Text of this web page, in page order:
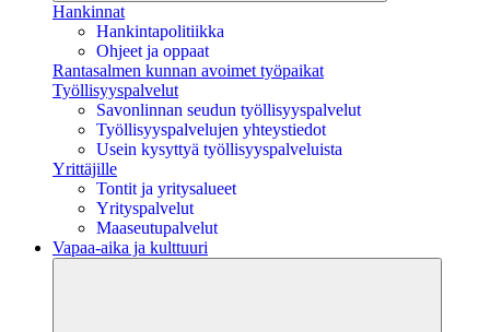
Hankinnat
Hankintapolitiikka
Ohjeet ja oppaat
Rantasalmen kunnan avoimet työpaikat
Työllisyyspalvelut
Savonlinnan seudun työllisyyspalvelut
Työllisyyspalvelujen yhteystiedot
Usein kysyttyä työllisyyspalveluista
Yrittäjille
Tontit ja yritysalueet
Yrityspalvelut
Maaseutupalvelut
Vapaa-aika ja kulttuuri